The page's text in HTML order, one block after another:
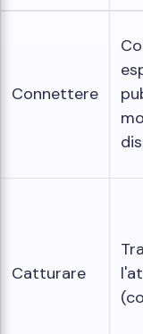
Connettere
Catturare